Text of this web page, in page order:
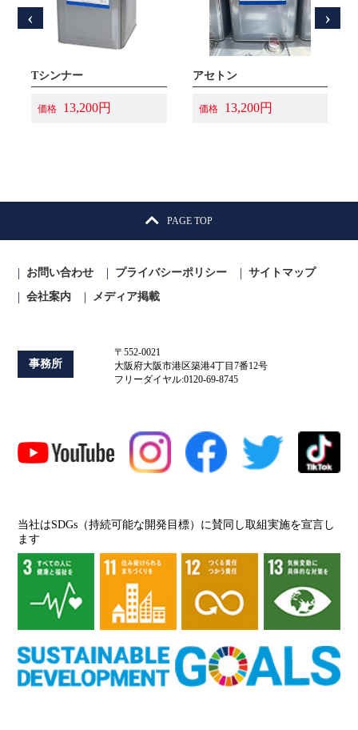
Tシンナー
価格 13,200円
アセトン
価格 13,200円
‹ ›
PAGE TOP
お問い合わせ プライバシーポリシー
サイトマップ
会社案内
メディア掲載
事務所
〒552-0021
大阪府大阪市港区築港4丁目7番12号
フリーダイヤル:0120-69-8745
当社はSDGs（持続可能な開発目標）に賛同し取組実施を宣言し
ます